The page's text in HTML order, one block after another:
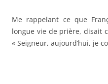
Me rappelant ce que
longue vie de prière, disait
« Seigneur, aujourd’hui, je
M.B., 18